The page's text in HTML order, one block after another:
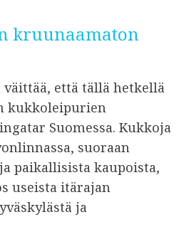
kruunaamaton
että tällä hetkellä
kukkoleipurien
Suomessa. Kukkoja
suoraan
paikallisista kaupoista,
useista itärajan
ja